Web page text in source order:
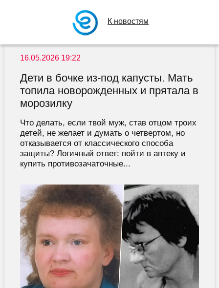
К новостям
16.05.2026 19:22
Дети в бочке из-под капусты. Мать
топила новорожденных и прятала в
морозилку
Что делать, если твой муж, став отцом троих
детей, не желает и думать о четвертом, но
отказывается от классического способа
защиты? Логичный ответ: пойти в аптеку и
купить противозачаточные...